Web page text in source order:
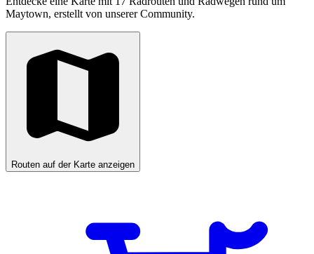
Maytown, erstellt von unserer Community.
Routen auf der Karte anzeigen